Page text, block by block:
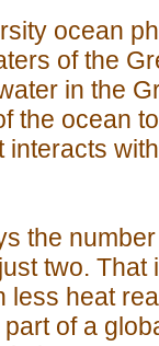
ocean
of the
in the
the ocean
interacts
the
two.
less heat
of a